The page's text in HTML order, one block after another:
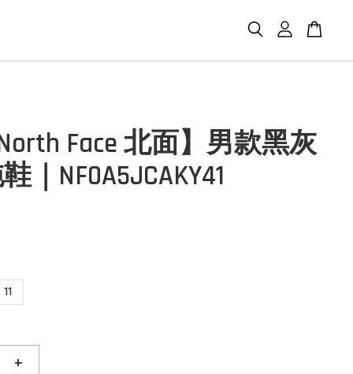
Face 北面】男款黑灰
｜NF0A5JCAKY41
11
+